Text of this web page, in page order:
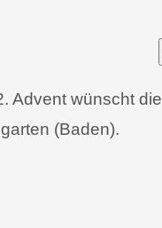
Advent wünscht die
(Baden).